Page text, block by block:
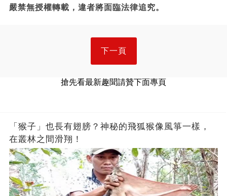
嚴禁無授權轉載，違者將面臨法律追究。
下一頁
搶先看最新趣聞請贊下面專頁
「猴子」也長有翅膀？神秘的飛狐猴像風箏一樣，
在叢林之間滑翔！